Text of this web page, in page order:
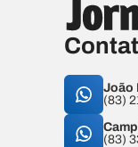
João
(83)
(83)